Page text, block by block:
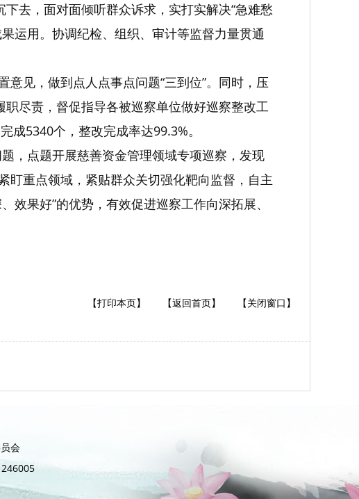
去，面对面倾听群众诉求，实打实解决“急难愁
运用。协调纪检、组织、审计等监督力量贯通
见，做到点人点事点问题“三到位”。同时，压
尽责，督促指导各被巡察单位做好巡察整改工
5340个，整改完成率达99.3%。
，点题开展慈善资金管理领域专项巡察，发现
盯重点领域，紧贴群众关切强化靶向监督，自主
果好”的优势，有效促进巡察工作向深拓展、
【打印本页】 【返回首页】 【关闭窗口】
会